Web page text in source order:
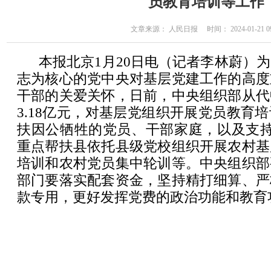
文章来源： 人民日报 时间： 2024-01-21
本报北京1月20日电（记者李林蔚）
志为核心的党中央对基层党建工作的高
干部的关爱关怀，日前，中央组织部从
3.18亿元，对基层党组织开展党员教育
扶因公牺牲的党员、干部家庭，以及支
重点帮扶县依托县级党校组织开展农村
培训和农村党员集中轮训等。中央组织
部门要落实配套资金，坚持精打细算、
款专用，更好发挥党费的政治功能和教育